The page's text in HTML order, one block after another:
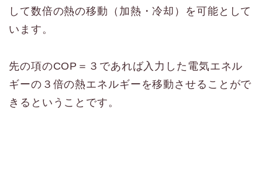
して数倍の熱の移動（加熱・冷却）を可能として
います。
先の項のCOP＝３であれば入力した電気エネル
ギーの３倍の熱エネルギーを移動させることがで
きるということです。